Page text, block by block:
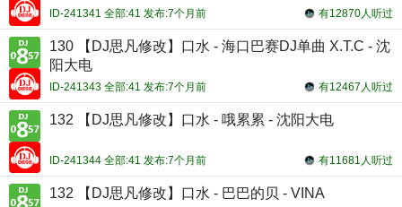
有12870人听过
ID-241341 全部:41 发布:7个月前
130 【DJ思凡修改】口水 - 海口巴赛DJ单曲 X.T.C - 沈
阳大电
有12467人听过
ID-241343 全部:41 发布:7个月前
132 【DJ思凡修改】口水 - 哦累累 - 沈阳大电
有11681人听过
ID-241344 全部:41 发布:7个月前
132 【DJ思凡修改】口水 - 巴巴的贝 - VINA